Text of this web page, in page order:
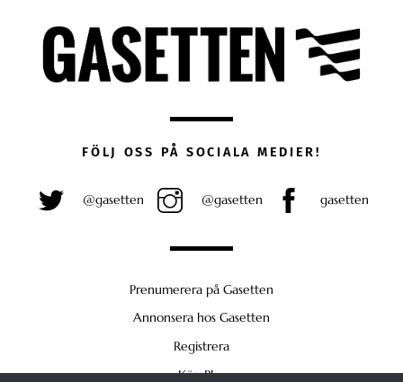
FÖLJ OSS PÅ SOCIALA MEDIER!
@gasetten @gasetten gasetten
Prenumerera på Gasetten
Annonsera hos Gasetten
Registrera
Köp Plus